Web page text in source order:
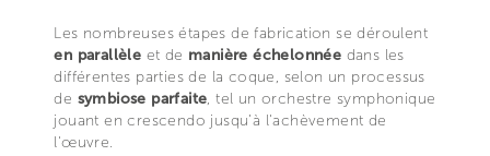
Les nombreuses étapes de fabrication se déroulent
en parallèle et de manière échelonnée dans les
différentes parties de la coque, selon un processus
de symbiose parfaite, tel un orchestre symphonique
jouant en crescendo jusqu’à l'achèvement de
l'œuvre.